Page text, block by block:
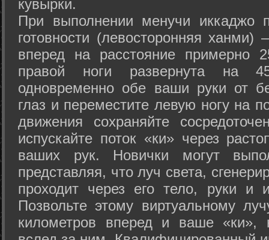
кувырки.
При выполнении менучи иккаджо
готовности (левосторонняя
вперед на расстояние примерно
правой ноги развернута на
одновременно обе ваши руки от
глаз и переместите левую ногу на
движения сохраняйте
испускайте поток «ки» через
ваших рук. Новички могут
представляя, что луч света,
проходит через его тело, руки и
Позвольте этому виртуальному
километров вперед и ваше «ки»,